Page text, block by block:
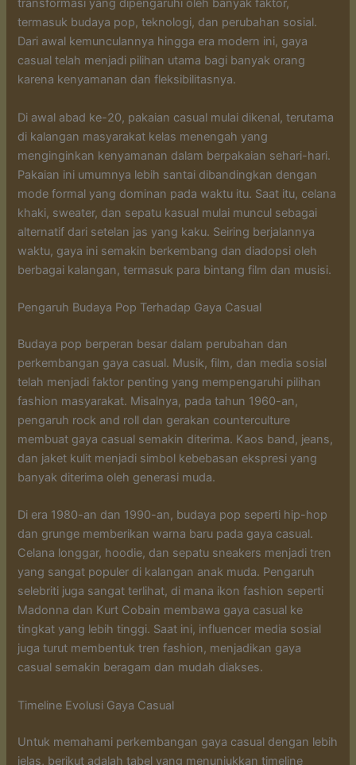
transformasi yang dipengaruhi oleh banyak faktor,
termasuk budaya pop, teknologi, dan perubahan sosial.
Dari awal kemunculannya hingga era modern ini, gaya
casual telah menjadi pilihan utama bagi banyak orang
karena kenyamanan dan fleksibilitasnya.
Di awal abad ke-20, pakaian casual mulai dikenal, terutama
di kalangan masyarakat kelas menengah yang
menginginkan kenyamanan dalam berpakaian sehari-hari.
Pakaian ini umumnya lebih santai dibandingkan dengan
mode formal yang dominan pada waktu itu. Saat itu, celana
khaki, sweater, dan sepatu kasual mulai muncul sebagai
alternatif dari setelan jas yang kaku. Seiring berjalannya
waktu, gaya ini semakin berkembang dan diadopsi oleh
berbagai kalangan, termasuk para bintang film dan musisi.
Pengaruh Budaya Pop Terhadap Gaya Casual
Budaya pop berperan besar dalam perubahan dan
perkembangan gaya casual. Musik, film, dan media sosial
telah menjadi faktor penting yang mempengaruhi pilihan
fashion masyarakat. Misalnya, pada tahun 1960-an,
pengaruh rock and roll dan gerakan counterculture
membuat gaya casual semakin diterima. Kaos band, jeans,
dan jaket kulit menjadi simbol kebebasan ekspresi yang
banyak diterima oleh generasi muda.
Di era 1980-an dan 1990-an, budaya pop seperti hip-hop
dan grunge memberikan warna baru pada gaya casual.
Celana longgar, hoodie, dan sepatu sneakers menjadi tren
yang sangat populer di kalangan anak muda. Pengaruh
selebriti juga sangat terlihat, di mana ikon fashion seperti
Madonna dan Kurt Cobain membawa gaya casual ke
tingkat yang lebih tinggi. Saat ini, influencer media sosial
juga turut membentuk tren fashion, menjadikan gaya
casual semakin beragam dan mudah diakses.
Timeline Evolusi Gaya Casual
Untuk memahami perkembangan gaya casual dengan lebih
jelas, berikut adalah tabel yang menunjukkan timeline